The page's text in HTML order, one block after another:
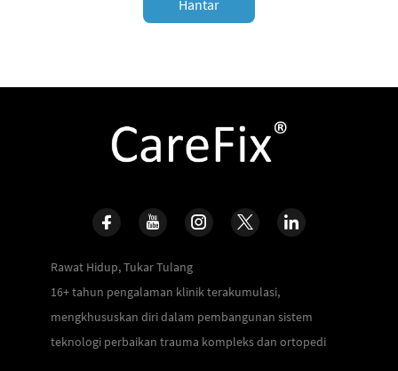
Hantar
Rawat Hidup, Tukar Tulang
16+ tahun pengalaman klinik terakumulasi,
mengkhususkan diri dalam pembangunan sistem
teknologi perbaikan trauma kompleks dan ortopedi